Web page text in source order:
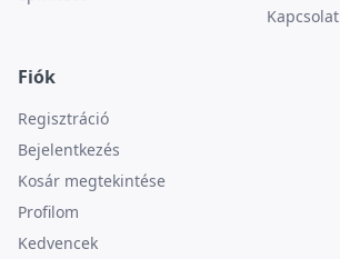
Kapcsolat
Fiók
Regisztráció
Bejelentkezés
Kosár megtekintése
Profilom
Kedvencek